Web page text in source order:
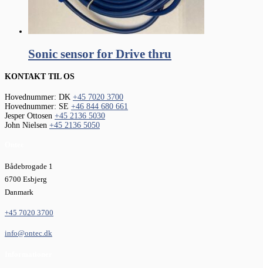
Sonic sensor for Drive thru
KONTAKT TIL OS
Hovednummer: DK +45 7020 3700
Hovednummer: SE +46 844 680 661
Jesper Ottosen +45 2136 5030
John Nielsen +45 2136 5050
Bådebrogade 1
6700 Esbjerg
Danmark
+45 7020 3700
info@ontec.dk